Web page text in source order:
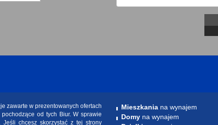
zawarte w prezentowanych ofertach
od tych Biur. W sprawie
Jeśli chcesz skorzystać z tej strony
Mieszkania na wynajem
Domy na wynajem